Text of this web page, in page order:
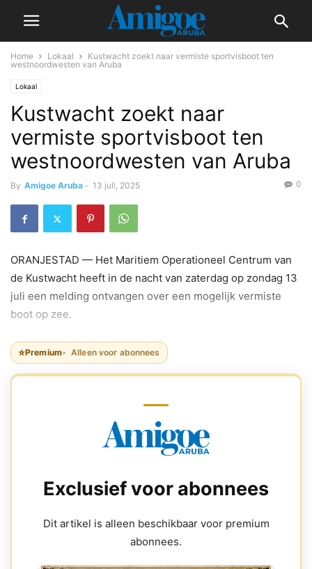
Home Lokaal
Kustwacht zoekt naar vermiste sportvisboot ten
westnoordwesten van Aruba
Lokaal
Kustwacht zoekt naar
vermiste sportvisboot ten
westnoordwesten van Aruba
By Amigoe Aruba - 13 juli, 2025 0
ORANJESTAD — Het Maritiem Operationeel Centrum van
de Kustwacht heeft in de nacht van zaterdag op zondag 13
juli een melding ontvangen over een mogelijk vermiste
boot op zee.
⭐Premium Alleen voor abonnees
Exclusief voor abonnees
Dit artikel is alleen beschikbaar voor premium
abonnees.